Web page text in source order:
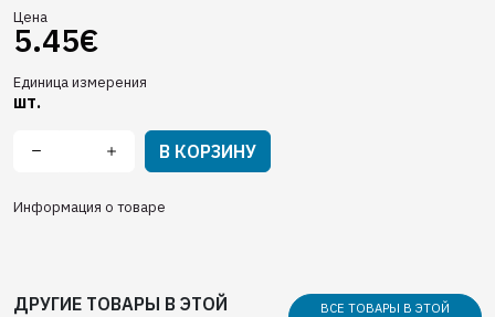
Цена
5.45€
Единица измерения
шт.
В КОРЗИНУ
Информация о товаре
ДРУГИЕ ТОВАРЫ В ЭТОЙ
ВСЕ ТОВАРЫ В ЭТОЙ